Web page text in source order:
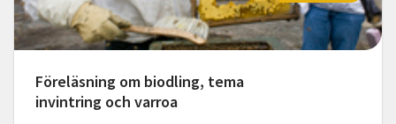
Föreläsning om biodling, tema
invintring och varroa